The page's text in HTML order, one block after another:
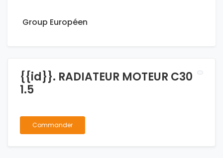
Group Européen
{{id}}. RADIATEUR MOTEUR C30
1.5
Commander